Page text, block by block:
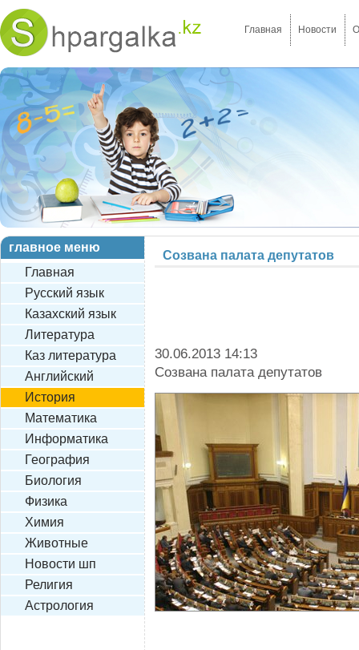
Главная Новости
главное меню
Главная
Русский язык
Казахский язык
Литература
Каз литература
Английский
История
Математика
Информатика
География
Биология
Физика
Химия
Животные
Новости шп
Религия
Астрология
Созвана палата депутатов
30.06.2013 14:13
Созвана палата депутатов